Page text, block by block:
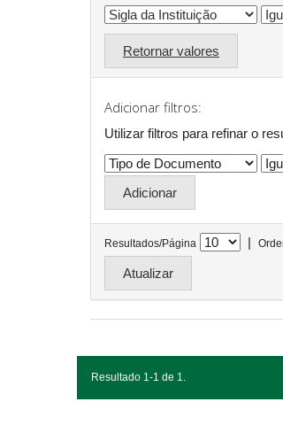
Retornar valores
Adicionar filtros:
Utilizar filtros para refinar o
Resultados/Página |
Resultado 1-1 de 1.